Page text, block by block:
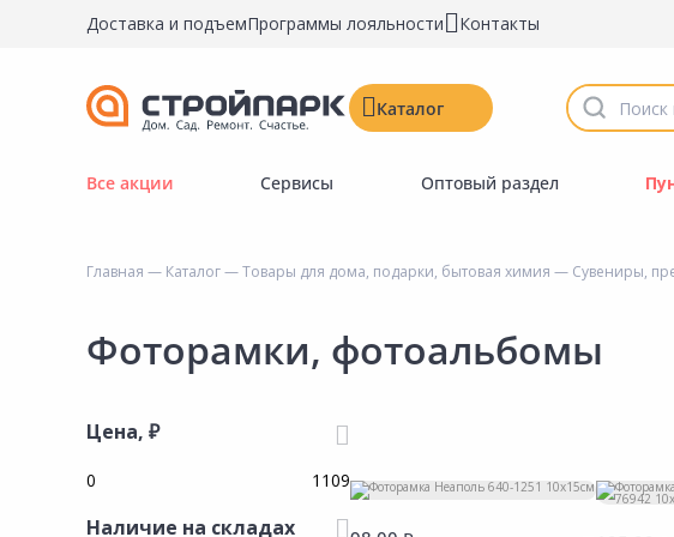
Доставка и подъемПрограммы лояльности Контакты
Каталог
Строительные материалы
Инструменты и крепёж
Керамическая плитка
Все акции Сервисы Оптовый раздел
Главная — Каталог—Товары для дома, подарки, бытовая химия — Сувениры,
Фоторамки, фотоальбомы
Цена, ₽
Наличие на складах